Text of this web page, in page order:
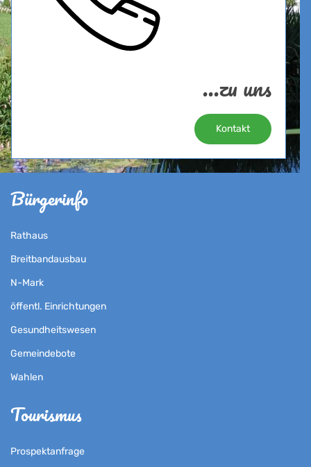
...zu uns
Kontakt
Bürgerinfo
Rathaus
Breitbandausbau
N-Mark
öffentl. Einrichtungen
Gesundheitswesen
Gemeindebote
Wahlen
Tourismus
Prospektanfrage